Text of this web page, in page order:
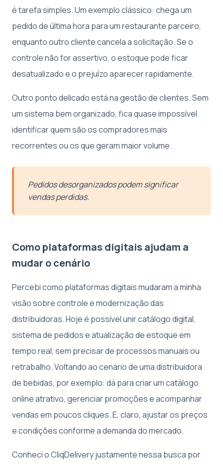
é tarefa simples. Um exemplo clássico: chega um
pedido de última hora para um restaurante parceiro,
enquanto outro cliente cancela a solicitação. Se o
controle não for assertivo, o estoque pode ficar
desatualizado e o prejuízo aparecer rapidamente.
Outro ponto delicado está na gestão de clientes. Sem
um sistema bem organizado, fica quase impossível
identificar quem são os compradores mais
recorrentes ou os que geram maior volume.
Pedidos desorganizados podem significar
vendas perdidas.
Como plataformas digitais ajudam a
mudar o cenário
Percebi como plataformas digitais mudaram a minha
visão sobre controle e modernização das
distribuidoras. Hoje é possível unir catálogo digital,
sistema de pedidos e atualização de estoque em
tempo real, sem precisar de processos manuais ou
retrabalho. Voltando ao cenário de uma distribuidora
de bebidas, por exemplo: dá para criar um catálogo
online atrativo, gerenciar promoções e acompanhar
vendas em poucos cliques. E, claro, ajustar os preços
e condições conforme a demanda do mercado.
Conheci o CliqDelivery justamente nessa busca por